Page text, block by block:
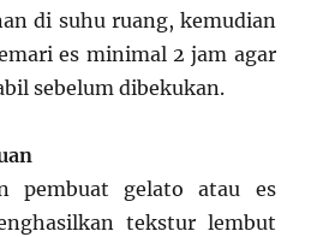
di suhu ruang, kemudian
es minimal 2 jam agar
sebelum dibekukan.
pembuat gelato atau es
tekstur lembut